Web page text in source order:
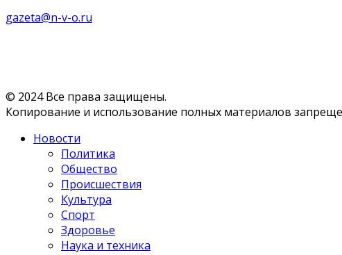
gazeta@n-v-o.ru
© 2024 Все права защищены.
Копирование и использование полных материалов
Новости
Политика
Общество
Происшествия
Культура
Спорт
Здоровье
Наука и техника